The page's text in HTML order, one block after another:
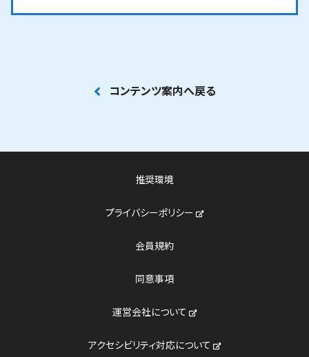
コンテンツ案内へ戻る
推奨環境
プライバシーポリシー 新しいウィンドウで開く
会員規約
同意事項
運営会社について 新しいウィンドウで開く
アクセシビリティ対応について 新しいウィンドウで開